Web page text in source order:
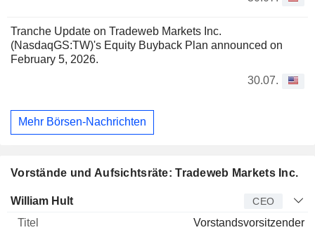
Tranche Update on Tradeweb Markets Inc.
(NasdaqGS:TW)'s Equity Buyback Plan announced on
February 5, 2026.
30.07.
Mehr Börsen-Nachrichten
Vorstände und Aufsichtsräte: Tradeweb Markets Inc.
Manager Titel
William Hult CEO
Vorstandsvorsitzender